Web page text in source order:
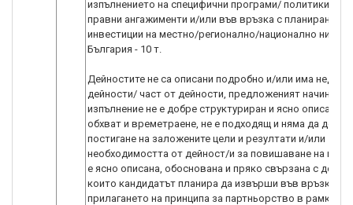
изпълнението на специфични програми/ политики/
правни ангажименти и/или във връзка с планирани
инвестиции на местно/регионално/национално ниво в
България - 10 т.
Дейностите не са описани подробно и/или има
дейности/ част от дейности, предложеният начин на
изпълнение не е добре структуриран и ясно описан с
обхват и времетраене, не е подходящ и няма да
постигане на заложените цели и резултати и/или
необходимостта от дейност/и за повишаване на
е ясно описана, обоснована и пряко свързана с
които кандидатът планира да извърши във връзка с
прилагането на принципа за партньорство в рамките